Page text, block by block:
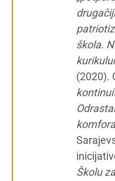
škola.
(2020).
Školu